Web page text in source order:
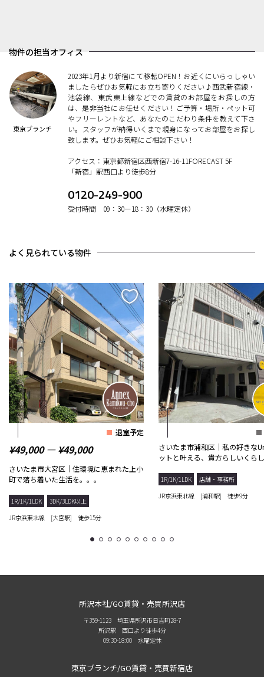
物件の担当オフィス
東京ブランチ
2023年1月より新宿にて移転OPEN！お近くにいらっしゃい
ましたらぜひお気軽にお立ち寄りください♪西武新宿線・
池袋線、東武東上線などでの賃貸のお部屋をお探しの方
は、是非当社にお任せください！ご予算・場所・ペット可
やフリーレントなど、あなたのこだわり条件を教えて下さ
い。スタッフが納得いくまで親身になってお部屋をお探し
致します。ぜひお気軽にご相談下さい！
アクセス：東京都新宿区西新宿7-16-11FORECAST 5F
「新宿」駅西口より徒歩8分
0120-249-900
受付時間 09：30ー18：30（水曜定休）
よく見られている物件
退室予定
¥49,000 ― ¥49,000
さいたま市大宮区｜住環境に恵まれた上小
町で落ち着いた生活を。。。
1R/1K/1LDK
3DK/3LDK以上
JR京浜東北線 [大宮駅] 徒歩15分
さいたま市浦和区｜私の好き
ットと叶える、貴方らしいくらし
1R/1K/1LDK
店舗・事務所
JR京浜東北線 [浦和駅] 徒歩9分
1 2 3 4 5 6 7 8 9 10
所沢本社/GO賃貸・売買所沢店
〒359-1123 埼玉県所沢市日吉町28-7
所沢駅 西口より徒歩4分
09:30-18:00 水曜定休
東京ブランチ/GO賃貸・売買新宿店